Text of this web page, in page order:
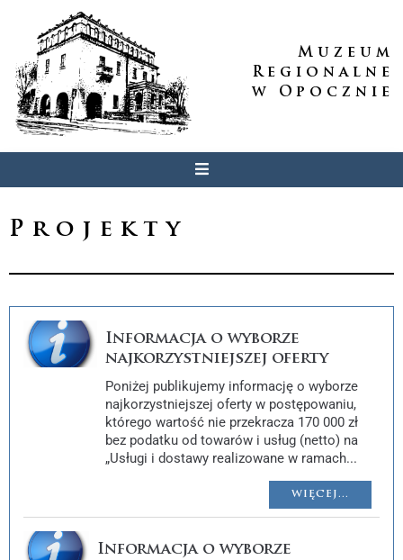
Muzeum
Regionalne
w Opocznie
Projekty
Informacja o wyborze
najkorzystniejszej oferty
Poniżej publikujemy informację o wyborze
najkorzystniejszej oferty w postępowaniu,
którego wartość nie przekracza 170 000 zł
bez podatku od towarów i usług (netto) na
„Usługi i dostawy realizowane w ramach...
WIĘCEJ...
Informacja o wyborze